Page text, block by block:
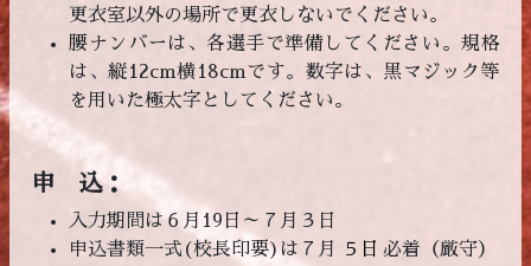
更衣室以外の場所で更衣しないでください。
腰ナンバーは、各選手で準備してください。規格
は、縦12cm横18cmです。数字は、黒マジック等
を用いた極太字としてください。
申 込：
入力期間は６月19日～７月３日
申込書類一式(校長印要)は７月
５日 必着（厳守）